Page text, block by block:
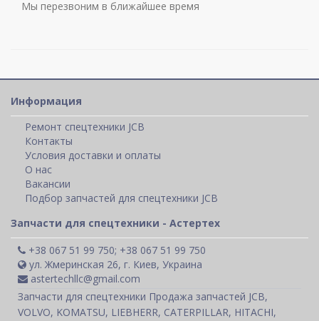
Мы перезвоним в ближайшее время
Информация
Ремонт спецтехники JCB
Контакты
Условия доставки и оплаты
О нас
Вакансии
Подбор запчастей для спецтехники JCB
Запчасти для спецтехники - Астертех
+38 067 51 99 750; +38 067 51 99 750
ул. Жмеринская 26, г. Киев, Украина
astertechllc@gmail.com
Запчасти для спецтехники Продажа запчастей JCB,
VOLVO, KOMATSU, LIEBHERR, CATERPILLAR, HITACHI,